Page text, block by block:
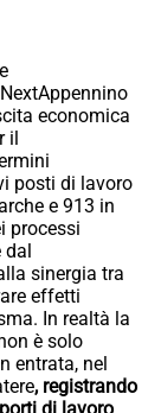
economica
il
posti di lavoro
e 913 in
processi
dal
sinergia tra
effetti
In realtà la
è solo
entrata, nel
, registrando